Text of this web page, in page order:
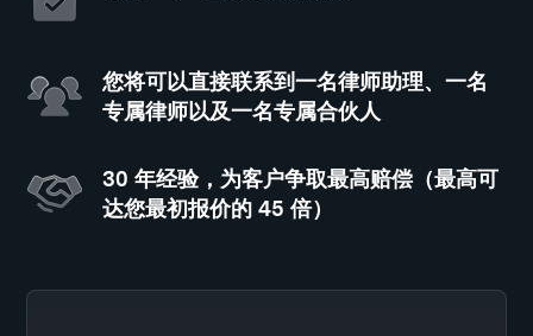
您将可以直接联系到一名律师助理、一名
专属律师以及一名专属合伙人
30 年经验，为客户争取最高赔偿（最高可
达您最初报价的 45 倍）